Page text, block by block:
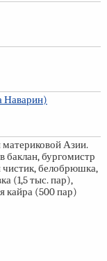
Наварин)
материковой Азии.
баклан, бургомистр
чистик, белобрюшка,
(1,5 тыс. пар),
кайра (500 пар)